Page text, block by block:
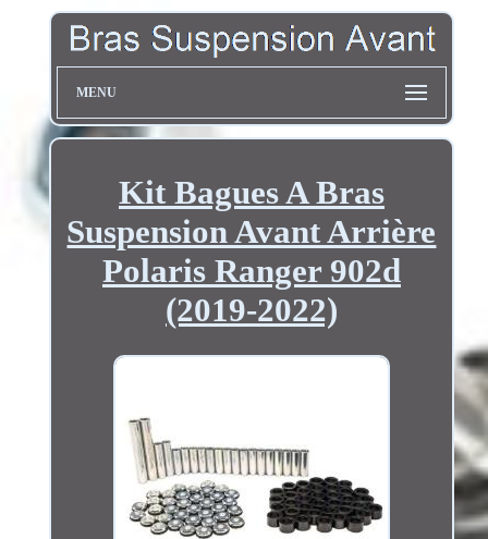
MENU
Kit Bagues A Bras
Suspension Avant Arrière
Polaris Ranger 902d
(2019-2022)